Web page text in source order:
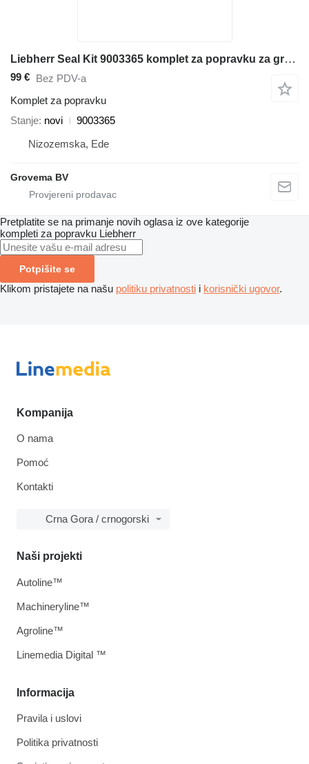
Liebherr Seal Kit 9003365 komplet za popravku za građevinske mašine
99 € Bez PDV-a
Komplet za popravku
Stanje novi
9003365
Nizozemska, Ede
Grovema BV
Pretplatite se na primanje novih oglasa iz ove kategorije
kompleti za popravku Liebherr
Potpišite se
Klikom pristajete na našu politiku privatnosti i korisnički ugovor.
Kompanija
O nama
Pomoć
Kontakti
Crna Gora / crnogorski
Informacija
Pravila i uslovi
Politika privatnosti
Naši projekti
Autoline™
Machineryline™
Agroline™
Linemedia Digital ™